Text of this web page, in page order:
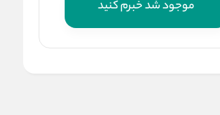
موجود شد خبرم کنید